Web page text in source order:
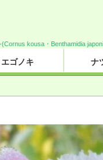
kousa・Benthamidia
エゴノキ ナ